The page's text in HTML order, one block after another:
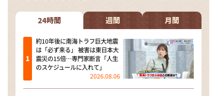
24時間 週間 月間
約10年後に南海トラフ巨大地震
は「必ず来る」 被害は東日本大
震災の15倍…専門家断言「人生
のスケジュールに入れて」
2026.08.06